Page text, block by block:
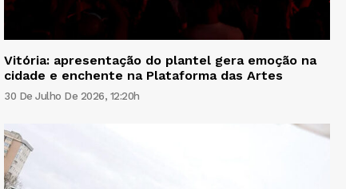
Vitória: apresentação do plantel gera emoção na
cidade e enchente na Plataforma das Artes
30 De Julho De 2026, 12:20h